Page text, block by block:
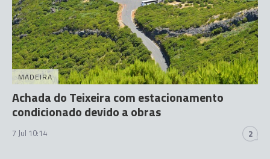
MADEIRA
Achada do Teixeira com estacionamento
condicionado devido a obras
7 Jul 10:14 2